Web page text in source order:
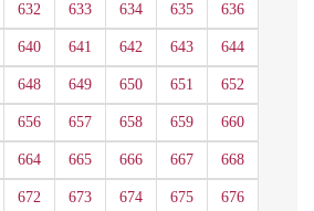
632 633 634 635 636
640 641 642 643 644
648 649 650 651 652
656 657 658 659 660
664 665 666 667 668
672 673 674 675 676